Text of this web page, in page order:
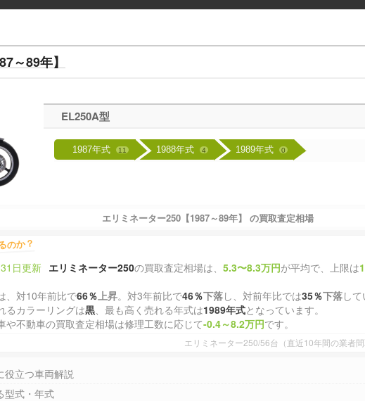
～89年】
EL250A型
1987年式 11 1988年式 4 1989年式 0
エリミネーター250【1987～89年】 の買取査定相場
のか？
日更新 エリミネーター250の買取査定相場は、5.3〜8.3万円が平均で、上限は
、対10年前比で66％上昇。対3年前比で46％下落し、対前年比では35％下落して
るカラーリングは黒、最も高く売れる年式は1989年式となっています。
や不動車の買取査定相場は修理工数に応じて-0.4～8.2万円です。
エリミネーター250/56台（直近10年間の業者
役立つ車両解説
型式・年式